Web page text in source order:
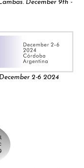
December 9th -
2-6 2024